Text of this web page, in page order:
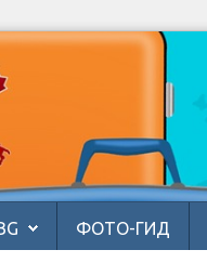
ФОТО-ГИД